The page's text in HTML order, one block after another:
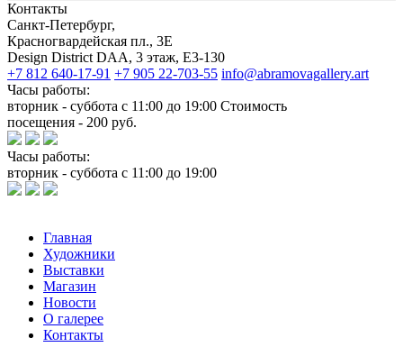
Контакты
Санкт-Петербург,
Красногвардейская пл., 3E
Design District DAA, 3 этаж, Е3-130
+7 812 640-17-91 +7 905 22-703-55 info@abramovagallery.art
Часы работы:
вторник - суббота с 11:00 до 19:00 Стоимость
посещения - 200 руб.
Часы работы:
вторник - суббота с 11:00 до 19:00
Главная
Художники
Выставки
Магазин
Новости
О галерее
Контакты